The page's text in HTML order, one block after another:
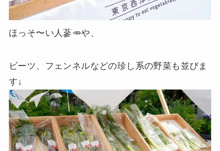
ほっそ〜い人蔘🥕や、
ビーツ、フェンネルなどの珍し系の野菜も並びま
す↓